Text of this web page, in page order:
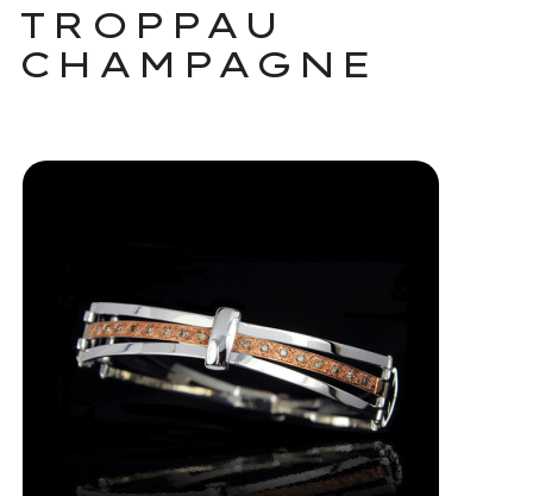
TROPPAU
CHAMPAGNE